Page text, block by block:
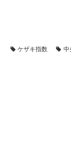
ケザキ指数 中